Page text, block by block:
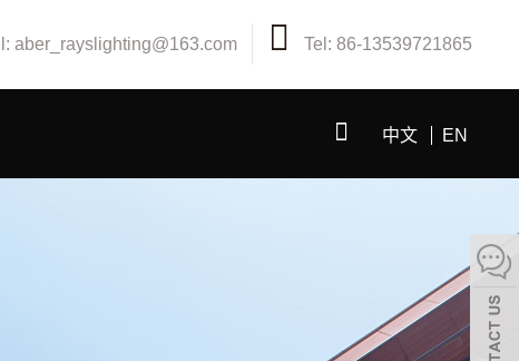
aber_rayslighting@163.com Tel: 86-13539721865
中文 EN